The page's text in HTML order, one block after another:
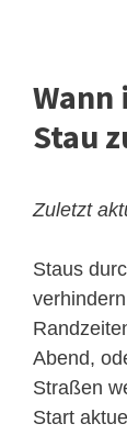
Wann
Stau
Zuletzt
Staus
verhindern
Abend,
Straßen
Start